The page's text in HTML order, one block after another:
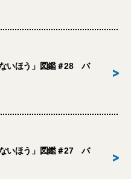
いほう」図鑑＃28 バ
>
いほう」図鑑＃27 バ
>